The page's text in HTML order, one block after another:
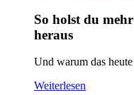
So holst du
heraus
Und warum das
Weiterlesen